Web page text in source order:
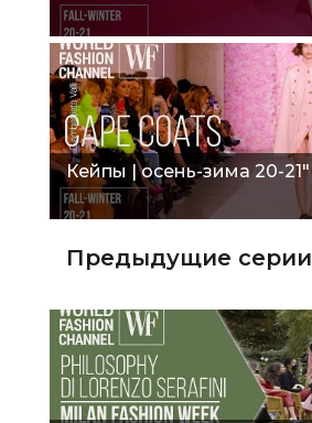
Кейпы | осень-зима 20-21"
Предыдущие серии